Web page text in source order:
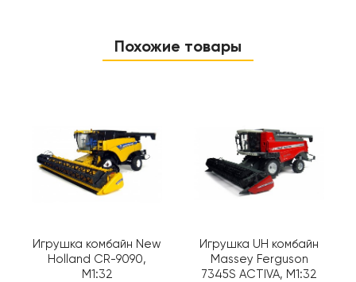
Похожие товары
Игрушка комбайн New
Holland CR-9090,
M1:32
Игрушка UH комбайн
Massey Ferguson
7345S ACTIVA, M1:32